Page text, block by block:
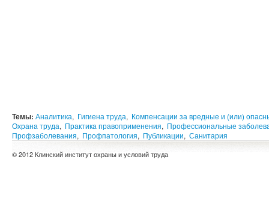
Темы: Аналитика, Гигиена труда, Компенсации за вредные и (или)
Охрана труда, Практика правоприменения, Профессиональные
Профзаболевания, Профпатология, Публикации, Санитария
© 2012 Клинский институт охраны и условий труда